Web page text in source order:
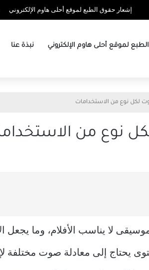
إشعار حقوق الطبع لموقع أحلى هاوم الإلكتروني
لموقع أحلى هاوم الإلكتروني نبذة عنا
لكل نوع من الاستخدامات
نوع من
لا يناسب الأفلام، وما يجعل
يحتاج إلى معادلة صوت مختلفة